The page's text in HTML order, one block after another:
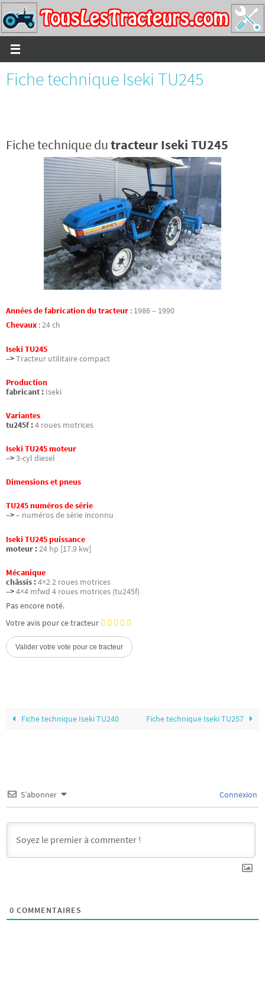
Passer
vers
le
contenu
Fiche technique Iseki TU245
Fiche technique dutracteur Iseki TU245
Années de fabrication du tracteur : 1986 – 1990
Chevaux :24 ch
Iseki TU245
–>Tracteur utilitaire compact
Production
fabricant : Iseki
Variantes
tu245f :4 roues motrices
Iseki TU245 moteur
–>3-cyl diesel
Dimensions et pneus
TU245 numéros de série
–>– numéros de série inconnu
Iseki TU245 puissance
moteur :24 hp [17.9 kw]
Mécanique
châssis :4×2 2 roues motrices
–>4×4 mfwd 4 roues motrices (tu245f)
Pas encore noté.
Votre avis pour ce tracteur
Fiche technique Iseki TU240 Fiche technique Iseki TU257
S’abonner Connexion
0 COMMENTAIRES